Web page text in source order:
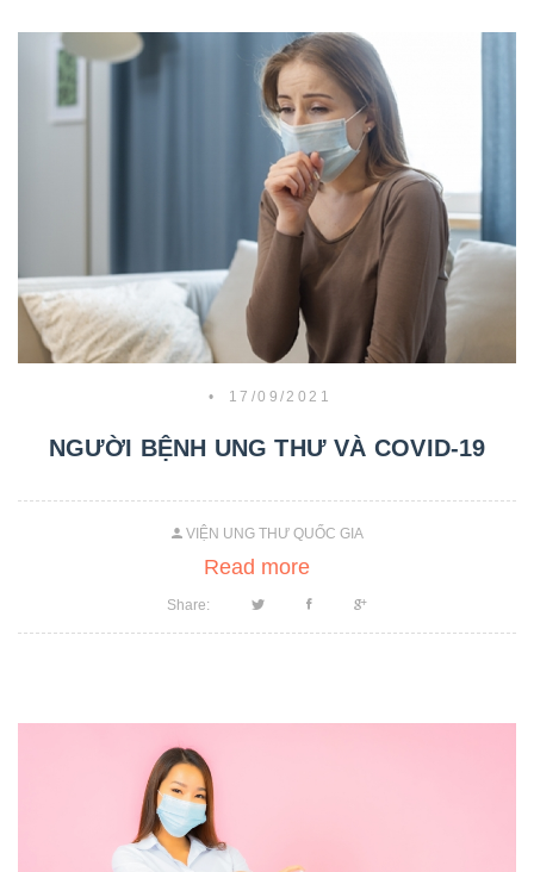
• 17/09/2021
NGƯỜI BỆNH UNG THƯ VÀ COVID-19
VIỆN UNG THƯ QUỐC GIA
Read more
Share: